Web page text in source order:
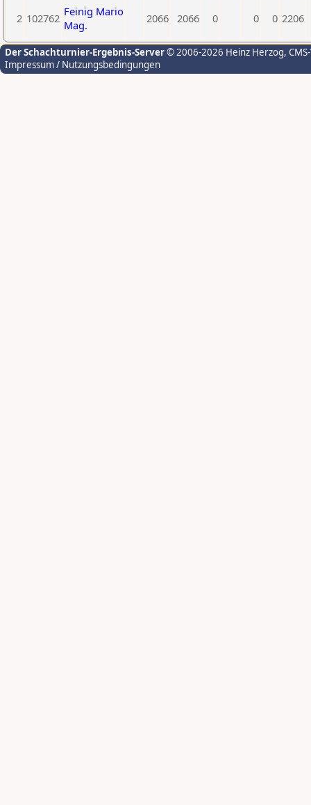
2 102762 Feinig Mario
Mag.
2066 2066 0 0 0 2206
Der Schachturnier-Ergebnis-Server© 2006-2026 Heinz Herzog,
Impressum / Nutzungsbedingungen